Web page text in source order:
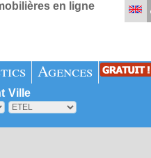
en ligne
Agences
Ville